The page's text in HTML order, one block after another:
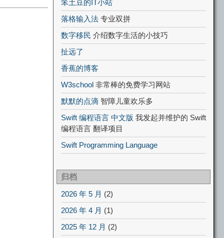
笨土豆的IT小站
落格输入法 专业双拼
数字移民 介绍数字生活的小技巧
扯远了
香蕉的博客
W3school 非常棒的免费学习网站
默默的点滴 智障儿童欢乐多
Swift 编程语言 中文版 我发起并维护的 Swift
编程语言 翻译项目
Swift Programming Language
归档
2026 年 5 月 (2)
2026 年 4 月 (1)
2025 年 12 月 (2)